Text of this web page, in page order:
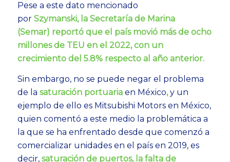
Pese a este dato mencionado
por Szymanski, la Secretaría de Marina
(Semar) reportó que el país movió más de ocho
millones de TEU en el 2022, con un
crecimiento del 5.8% respecto al año anterior.
Sin embargo, no se puede negar el problema
de la saturación portuariaen México,y un
ejemplo de ello es Mitsubishi Motors en México,
quien comentó a este medio la problemática a
la que se ha enfrentado desde que comenzó a
comercializar unidades en el país en 2019, es
decir,saturación de puertos, la falta de